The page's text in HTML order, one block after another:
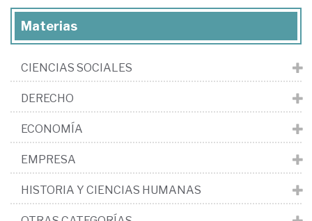
Materias
CIENCIAS SOCIALES
DERECHO
ECONOMÍA
EMPRESA
HISTORIA Y CIENCIAS HUMANAS